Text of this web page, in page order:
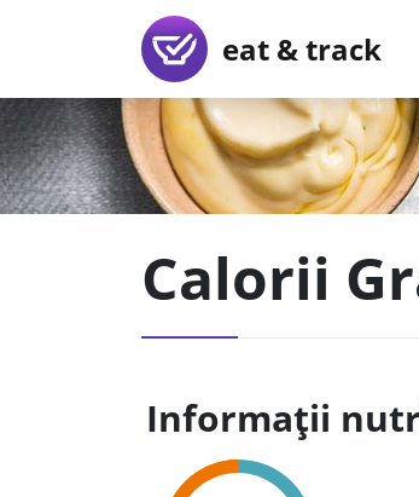
eat & track
Calorii
Informații